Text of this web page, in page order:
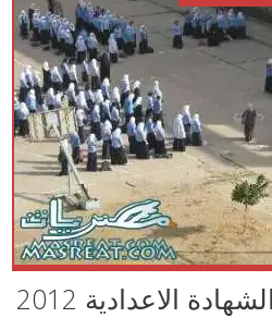
جدول امتحانات الشهادة الاعدادية 2012